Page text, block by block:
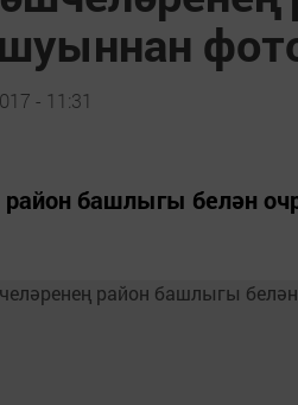
- 11:31
район башлыгы белән